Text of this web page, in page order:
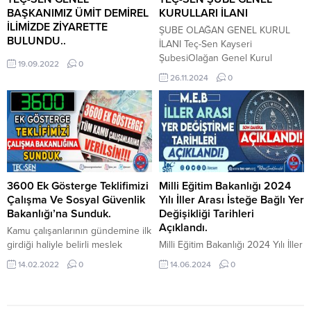
konusu düzenleme sebebiyle
mahrum kaldıkları toplu...
BAŞKANIMIZ ÜMİT DEMİREL
İLİMİZDE ZİYARETTE
BULUNDU..
19.09.2022 0
KURULLARI İLANI
ŞUBE OLAĞAN GENEL KURUL
İLANI Teç-Sen Kayseri
ŞubesiOlağan Genel Kurul
toplantıları 21/12/2024 Cumartesi
günü saat 09.00-12.00 arası
aşağıdakiadreste ve belirtilen
gündemle yapılacaktır.Sahabiye
mahallesi Ahmet Paşa Cad. Bor
Sk.Beyaz Plaza 2-304 Kocasinan /
KAYSERİÇoğunluk sağlanamadığı
takdirde ikinci toplantı aynı gün
14.00-17.00 saatleriarasında aynı
yerde yapılacaktır.Bütün
üyelerimize ve şube genel kurul
delegelerine...
26.11.2024 0
3600 Ek Gösterge Teklifimizi
Çalışma Ve Sosyal Güvenlik
Bakanlığı’na Sunduk.
Kamu çalışanlarının gündemine ilk
girdiği haliyle belirli meslek
gruplarına verileceği söylenen
3600 ek göstergenin söylenildiği
14.02.2022 0
Milli Eğitim Bakanlığı 2024
Yılı İller Arası İsteğe Bağlı Yer
Değişikliği Tarihleri
Açıklandı.
Milli Eğitim Bakanlığı 2024 Yılı İller
Arası İsteğe Bağlı Yer Değişikliği
Tarihleri Açıklandı. Yer Değiştirme
14.06.2024 0